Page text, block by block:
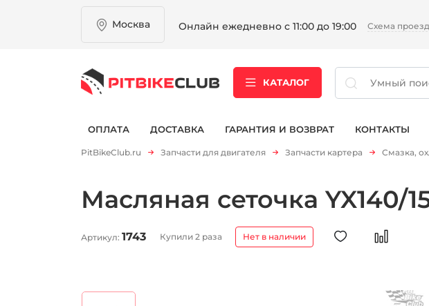
Москва Онлайн ежедневно с 11:00 до 19:00 Схема
КАТАЛОГ
ОПЛАТА ДОСТАВКА ГАРАНТИЯ И ВОЗВРАТ КОНТАКТЫ
PitBikeClub.ru Запчасти для двигателя Запчасти картера Смазка,
Масляная сеточка YX140/
Артикул: 1743 Купили 2 раза Нет в наличии